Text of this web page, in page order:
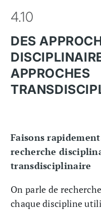
4.10
DES
APPROCHES
Faisons
recherche
transdisciplinaire
On parle de recherche
chaque discipline